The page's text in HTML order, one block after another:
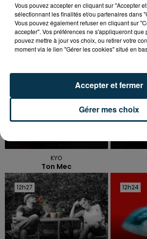
TITRES DIFFUSÉS
KYO
Ton Mec
12h27
12h27 12h24
12h24
Vous pouvez accepter en cliquant sur "Accepter
sélectionnant les finalités et/ou partenaires dans
Vous pouvez également refuser en cliquant sur
accepter". Vos préférences ne s'appliqueront que
pouvez mettre à jour vos choix, ou retirer votre
moment via le lien "Gérer les cookies" situé en
Gérer mes choix
Accepter et fermer